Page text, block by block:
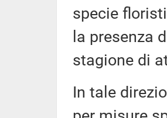
specie
la presenza
stagione di
In tale